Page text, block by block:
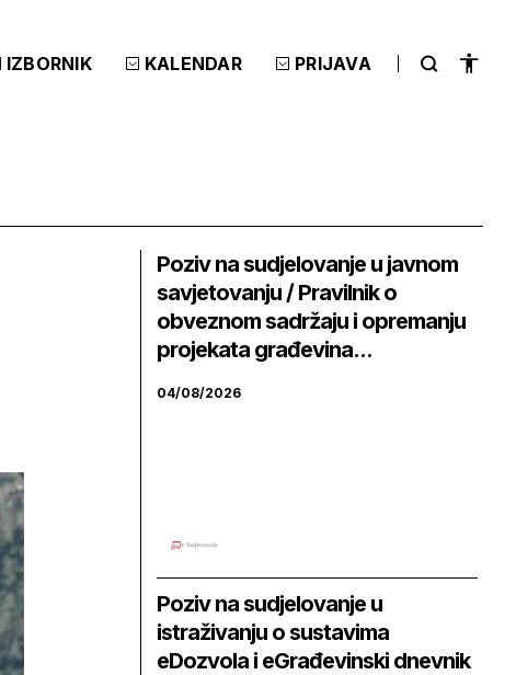
IZBORNIK KALENDAR PRIJAVA
Poziv na sudjelovanje u javnom
savjetovanju / Pravilnik o
obveznom sadržaju i opremanju
projekata građevina...
04/08/2026
Poziv na sudjelovanje u
istraživanju o sustavima
eDozvola i eGrađevinski dnevnik